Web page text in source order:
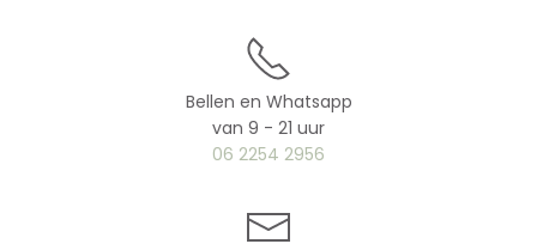
Bellen en Whatsapp
van 9 - 21 uur
06 2254 2956